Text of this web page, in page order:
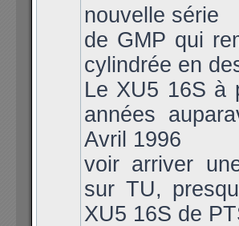
nouvelle série
de GMP qui
cylindrée en
Le XU5 16S à
années
Avril 1996
voir arriver
sur TU,
XU5 16S de